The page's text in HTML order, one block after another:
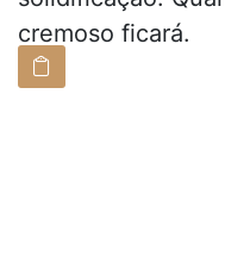
cremoso ficará.